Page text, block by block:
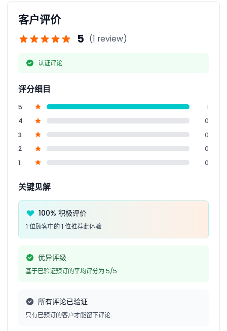
客户评价
5 (1 review)
认证评论
评分细目
5
1
4
0
3
0
2
0
1
0
关键见解
100% 积极评价
1 位顾客中的 1 位推荐此体验
优异评级
基于已验证预订的平均评分为 5/5
所有评论已验证
只有已预订的客户才能留下评论